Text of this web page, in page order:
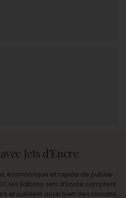
Jets d'Encre
économique et rapide de publier
les Éditions Jets d’Encre comptent
et publient aussi bien des romans,